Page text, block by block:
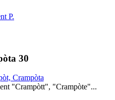
P.
30
Crampòta
"Crampòtt", "Crampòte"...